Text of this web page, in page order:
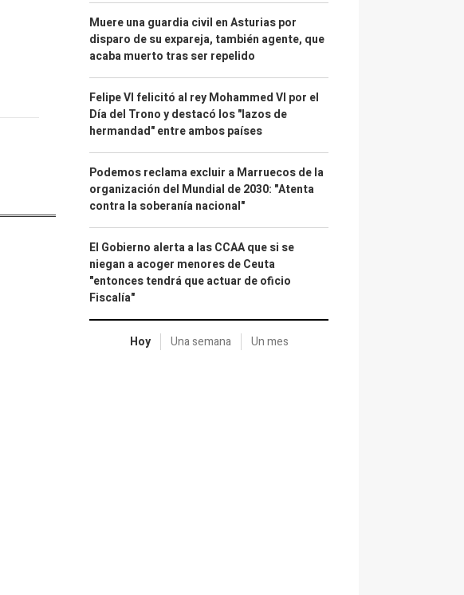
Muere una guardia civil en Asturias por
disparo de su expareja, también agente, que
acaba muerto tras ser repelido
Felipe VI felicitó al rey Mohammed VI por el
Día del Trono y destacó los "lazos de
hermandad" entre ambos países
Podemos reclama excluir a Marruecos de la
organización del Mundial de 2030: "Atenta
contra la soberanía nacional"
El Gobierno alerta a las CCAA que si se
niegan a acoger menores de Ceuta
"entonces tendrá que actuar de oficio
Fiscalía"
Hoy Una semana Un mes